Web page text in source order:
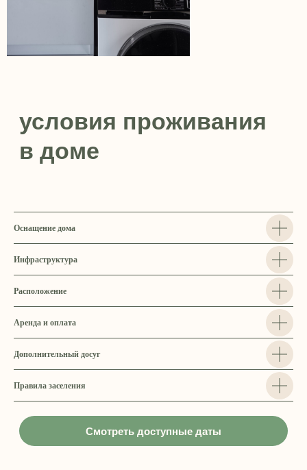
Оснащение дома
Инфраструктура
Расположение
Аренда и оплата
Дополнительный досуг
Правила заселения